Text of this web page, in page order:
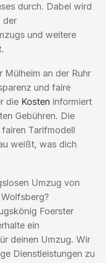
durch. Dabei wird
der
und weitere
Mülheim an der Ruhr
und faire
die Kosten informiert
Gebühren. Die
Tarifmodell
weißt, was dich
Umzug von
Foerster
ein
deinen Umzug. Wir
Dienstleistungen zu